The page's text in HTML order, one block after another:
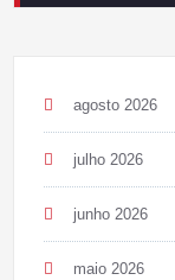
agosto 2026
julho 2026
junho 2026
maio 2026